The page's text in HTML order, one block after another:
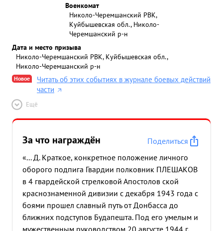
Военкомат
Николо-Черемшанский РВК,
Куйбышевская обл., Николо-
Черемшанский р-н
Дата и место призыва
Николо-Черемшанский РВК, Куйбышевская обл.,
Николо-Черемшанский р-н
Новое
Читать об этих событиях в журнале боевых действий
части
Ещё
За что награждён
Поделиться
«... Д. Краткое, конкретное положение личного
оборого подпига Гвардии полковник ПЛЕШАКОВ
в 4 гвардейской стрелковой Апостолов ской
краснознаменной дивизии с декабря 1943 года с
боями прошел славный путь от Донбасса до
ближних подступов Будапешта. Под его умелым и
мужественным руководством 20 августе 1944 г.